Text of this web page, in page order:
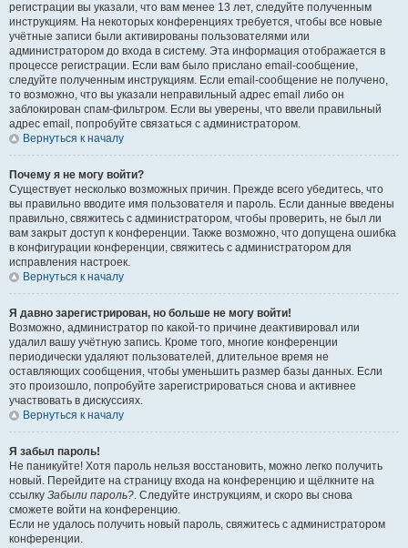
регистрации вы указали, что вам менее 13 лет, следуйте полученным
инструкциям. На некоторых конференциях требуется, чтобы все новые
учётные записи были активированы пользователями или
администратором до входа в систему. Эта информация отображается в
процессе регистрации. Если вам было прислано email-сообщение,
следуйте полученным инструкциям. Если email-сообщение не получено,
то возможно, что вы указали неправильный адрес email либо он
заблокирован спам-фильтром. Если вы уверены, что ввели правильный
адрес email, попробуйте связаться с администратором.
Вернуться к началу
Почему я не могу войти?
Существует несколько возможных причин. Прежде всего убедитесь, что
вы правильно вводите имя пользователя и пароль. Если данные введены
правильно, свяжитесь с администратором, чтобы проверить, не был ли
вам закрыт доступ к конференции. Также возможно, что допущена ошибка
в конфигурации конференции, свяжитесь с администратором для
исправления настроек.
Вернуться к началу
Я давно зарегистрирован, но больше не могу войти!
Возможно, администратор по какой-то причине деактивировал или
удалил вашу учётную запись. Кроме того, многие конференции
периодически удаляют пользователей, длительное время не
оставляющих сообщения, чтобы уменьшить размер базы данных. Если
это произошло, попробуйте зарегистрироваться снова и активнее
участвовать в дискуссиях.
Вернуться к началу
Я забыл пароль!
Не паникуйте! Хотя пароль нельзя восстановить, можно легко получить
новый. Перейдите на страницу входа на конференцию и щёлкните на
ссылку Забыли пароль?. Следуйте инструкциям, и скоро вы снова
сможете войти на конференцию.
Если не удалось получить новый пароль, свяжитесь с администратором
конференции.